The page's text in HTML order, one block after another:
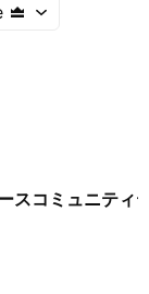
スコミュニティ